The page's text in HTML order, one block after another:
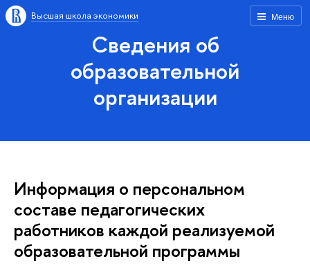
Меню
Высшая школа экономики
Сведения об
образовательной
организации
Информация о персональном
составе педагогических
работников каждой реализуемой
образовательной программы